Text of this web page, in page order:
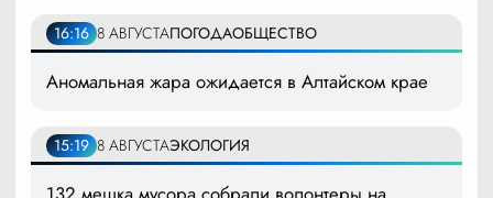
16:16 8 АВГУСТАПОГОДАОБЩЕСТВО
Аномальная жара ожидается в Алтайском крае
15:19 8 АВГУСТАЭКОЛОГИЯ